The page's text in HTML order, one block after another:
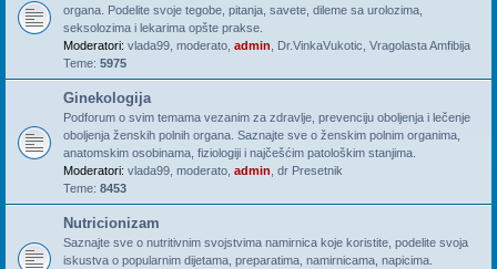
organa. Podelite svoje tegobe, pitanja, savete, dileme sa urolozima,
seksolozima i lekarima opšte prakse.
Moderatori: vlada99 moderato admin Dr.VinkaVukotic Vragolasta Amfibija
Teme: 5975
Ginekologija
Podforum o svim temama vezanim za zdravlje, prevenciju oboljenja i lečenje
oboljenja ženskih polnih organa. Saznajte sve o ženskim polnim organima,
anatomskim osobinama, fiziologiji i najčešćim patološkim stanjima.
Moderatori: vlada99 moderato admin dr Presetnik
Teme: 8453
Nutricionizam
Saznajte sve o nutritivnim svojstvima namirnica koje koristite, podelite svoja
iskustva o popularnim dijetama, preparatima, namirnicama, napicima.